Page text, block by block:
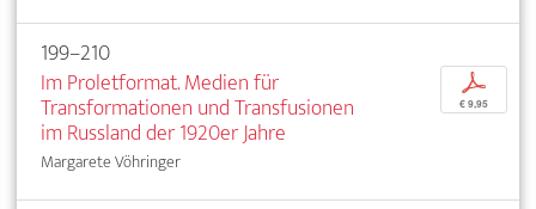
199–210
Im Proletformat. Medien für
Transformationen und Transfusionen
im Russland der 1920er Jahre
Margarete Vöhringer
p
€ 9,95